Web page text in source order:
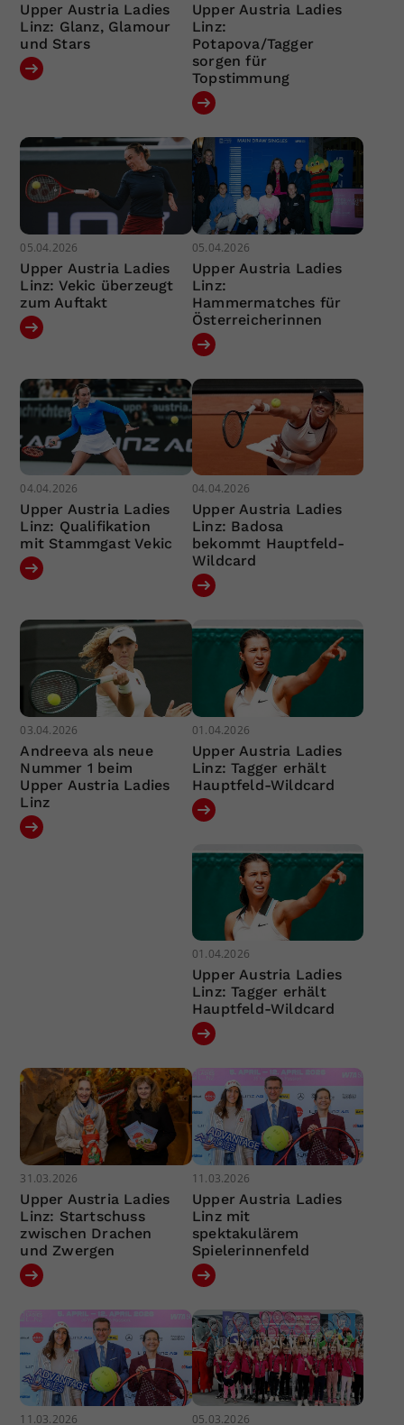
Upper Austria Ladies
Linz: Glanz, Glamour
und Stars
Upper Austria Ladies
Linz:
Potapova/Tagger
sorgen für
Topstimmung
05.04.2026
Upper Austria Ladies
Linz: Vekic überzeugt
zum Auftakt
05.04.2026
Upper Austria Ladies
Linz:
Hammermatches für
Österreicherinnen
04.04.2026
Upper Austria Ladies
Linz: Qualifikation
mit Stammgast Vekic
04.04.2026
Upper Austria Ladies
Linz: Badosa
bekommt Hauptfeld-
Wildcard
03.04.2026
Andreeva als neue
Nummer 1 beim
Upper Austria Ladies
Linz
01.04.2026
Upper Austria Ladies
Linz: Tagger erhält
Hauptfeld-Wildcard
01.04.2026
Upper Austria Ladies
Linz: Tagger erhält
Hauptfeld-Wildcard
31.03.2026
Upper Austria Ladies
Linz: Startschuss
zwischen Drachen
und Zwergen
11.03.2026
Upper Austria Ladies
Linz mit
spektakulärem
Spielerinnenfeld
11.03.2026 05.03.2026